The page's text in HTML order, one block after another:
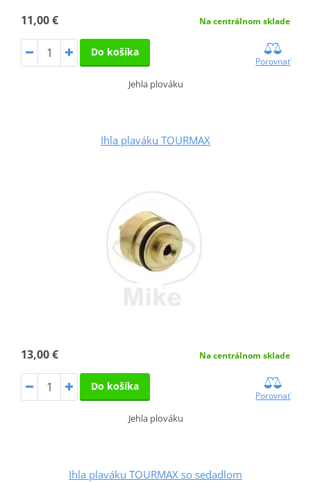
11,00 € Na centrálnom sklade
Do košíka
Porovnať
Jehla plováku
Ihla plaváku TOURMAX
13,00 € Na centrálnom sklade
Do košíka
Porovnať
Jehla plováku
Ihla plaváku TOURMAX so sedadlom